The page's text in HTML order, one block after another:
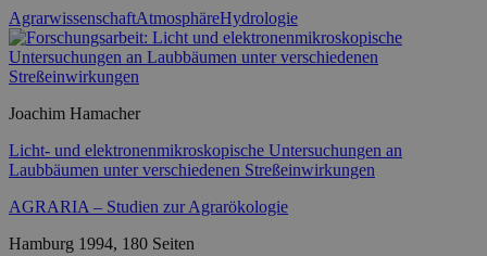
AgrarwissenschaftAtmosphäreHydrologie
Joachim Hamacher
Licht- und elektronenmikroskopische Untersuchungen an
Laubbäumen unter verschiedenen Streßeinwirkungen
AGRARIA – Studien zur Agrarökologie
Hamburg 1994, 180 Seiten